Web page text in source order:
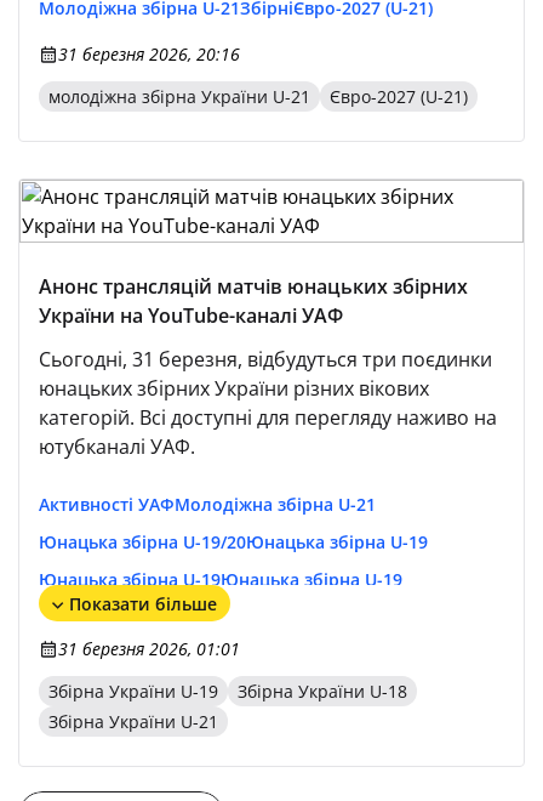
Молодіжна збірна U-21ЗбірніЄвро-2027 (U-21)
31 березня 2026, 20:16
молодіжна збірна України U-21
Євро-2027 (U-21)
Анонс трансляцій матчів юнацьких збірних
України на YouTube-каналі УАФ
Сьогодні, 31 березня, відбудуться три поєдинки
юнацьких збірних України різних вікових
категорій. Всі доступні для перегляду наживо на
ютубканалі УАФ.
Активності УАФМолодіжна збірна U-21
Юнацька збірна U-19/20Юнацька збірна U-19
Юнацька збірна U-19Юнацька збірна U-19
Юнацька збірна U-19Юнацька збірна U-18
Показати більше
31 березня 2026, 01:01
Збірна України U-19
Збірна України U-18
Збірна України U-21